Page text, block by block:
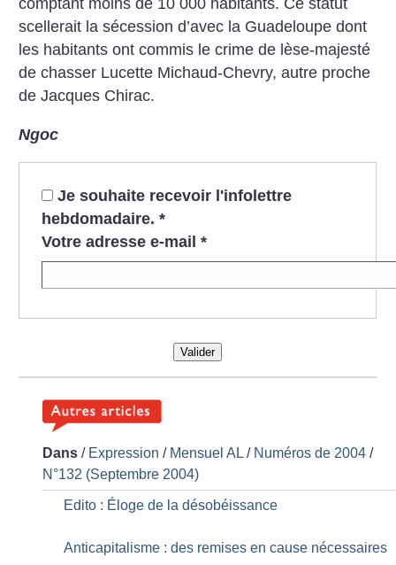
comptant moins de 10 000 habitants. Ce statut
scellerait la sécession d’avec la Guadeloupe dont
les habitants ont commis le crime de lèse-majesté
de chasser Lucette Michaud-Chevry, autre proche
de Jacques Chirac.
Ngoc
Je souhaite recevoir l'infolettre
hebdomadaire. *
Votre adresse e-mail *
Valider
Dans / Expression / Mensuel AL / Numéros de 2004 /
N°132 (Septembre 2004)
Edito : Éloge de la désobéissance
Anticapitalisme : des remises en cause nécessaires